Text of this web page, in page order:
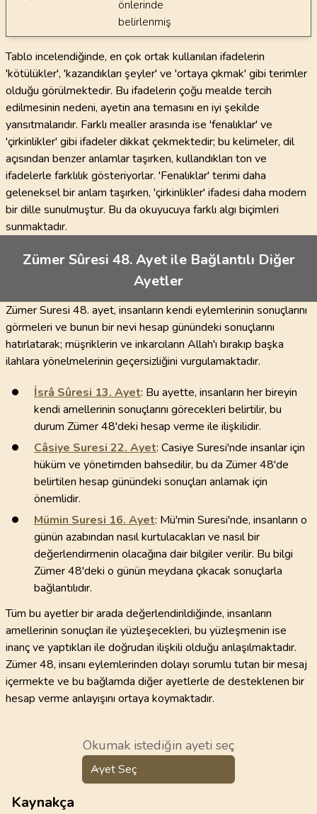
önlerinde
belirlenmiş
Tablo incelendiğinde, en çok ortak kullanılan ifadelerin
'kötülükler', 'kazandıkları şeyler' ve 'ortaya çıkmak' gibi terimler
olduğu görülmektedir. Bu ifadelerin çoğu mealde tercih
edilmesinin nedeni, ayetin ana temasını en iyi şekilde
yansıtmalarıdır. Farklı mealler arasında ise 'fenalıklar' ve
'çirkinlikler' gibi ifadeler dikkat çekmektedir; bu kelimeler, dil
açısından benzer anlamlar taşırken, kullandıkları ton ve
ifadelerle farklılık gösteriyorlar. 'Fenalıklar' terimi daha
geleneksel bir anlam taşırken, 'çirkinlikler' ifadesi daha modern
bir dille sunulmuştur. Bu da okuyucuya farklı algı biçimleri
sunmaktadır.
Zümer Sûresi 48. Ayet ile Bağlantılı Diğer
Ayetler
Zümer Suresi 48. ayet, insanların kendi eylemlerinin sonuçlarını
görmeleri ve bunun bir nevi hesap günündeki sonuçlarını
hatırlatarak; müşriklerin ve inkarcıların Allah'ı bırakıp başka
ilahlara yönelmelerinin geçersizliğini vurgulamaktadır.
İsrâ Sûresi 13. Ayet: Bu ayette, insanların her bireyin
kendi amellerinin sonuçlarını görecekleri belirtilir, bu
durum Zümer 48'deki hesap verme ile ilişkilidir.
Câsiye Suresi 22. Ayet: Casiye Suresi'nde insanlar için
hüküm ve yönetimden bahsedilir, bu da Zümer 48'de
belirtilen hesap günündeki sonuçları anlamak için
önemlidir.
Mümin Suresi 16. Ayet: Mü'min Suresi'nde, insanların o
günün azabından nasıl kurtulacakları ve nasıl bir
değerlendirmenin olacağına dair bilgiler verilir. Bu bilgi
Zümer 48'deki o günün meydana çıkacak sonuçlarla
bağlantılıdır.
Tüm bu ayetler bir arada değerlendirildiğinde, insanların
amellerinin sonuçları ile yüzleşecekleri, bu yüzleşmenin ise
inanç ve yaptıkları ile doğrudan ilişkili olduğu anlaşılmaktadır.
Zümer 48, insanı eylemlerinden dolayı sorumlu tutan bir mesaj
içermekte ve bu bağlamda diğer ayetlerle de desteklenen bir
hesap verme anlayışını ortaya koymaktadır.
Okumak istediğin ayeti seç
Ayet Seç
Kaynakça